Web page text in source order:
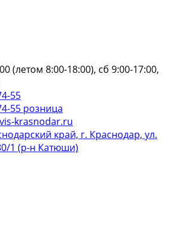
(летом 8:00-18:00), сб 9:00-17:00,
55
55 розница
krasnodar.ru
край, г. Краснодар, ул.
1 (р-н Катюши)